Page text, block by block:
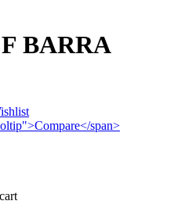
BARRA
span>